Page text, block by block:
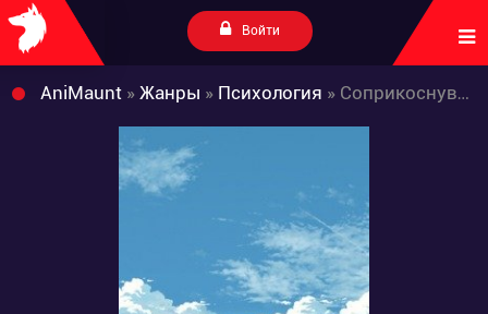
Войти
AniMaunt » Жанры » Психология » Соприкоснувшиеся миры